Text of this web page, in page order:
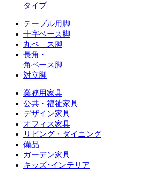
タイプ
テーブル用脚
十字ベース脚
丸ベース脚
長角・
角ベース脚
対立脚
業務用家具
公共・福祉家具
デザイン家具
オフィス家具
リビング・ダイニング
備品
ガーデン家具
キッズ･インテリア